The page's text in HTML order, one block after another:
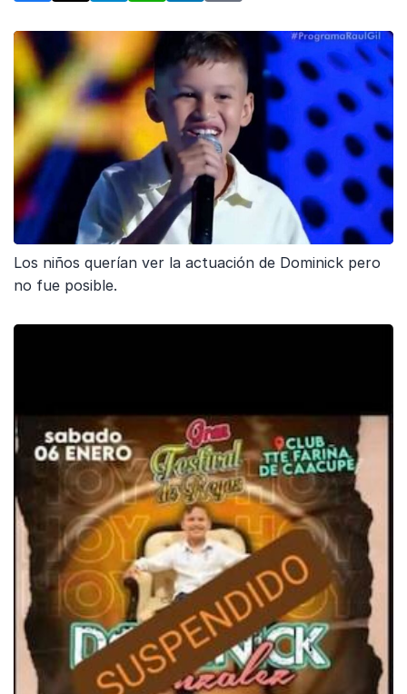
Los niños querían ver la actuación de Dominick pero
no fue posible.